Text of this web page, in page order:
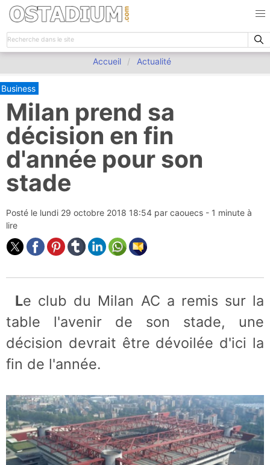
Accueil Actualité
Business
Milan prend sa
décision en fin
d'année pour son
stade
Posté le lundi 29 octobre 2018 18:54 par caouecs - 1 minute à
lire
Le club du Milan AC a remis sur la
table l'avenir de son stade, une
décision devrait être dévoilée d'ici la
fin de l'année.